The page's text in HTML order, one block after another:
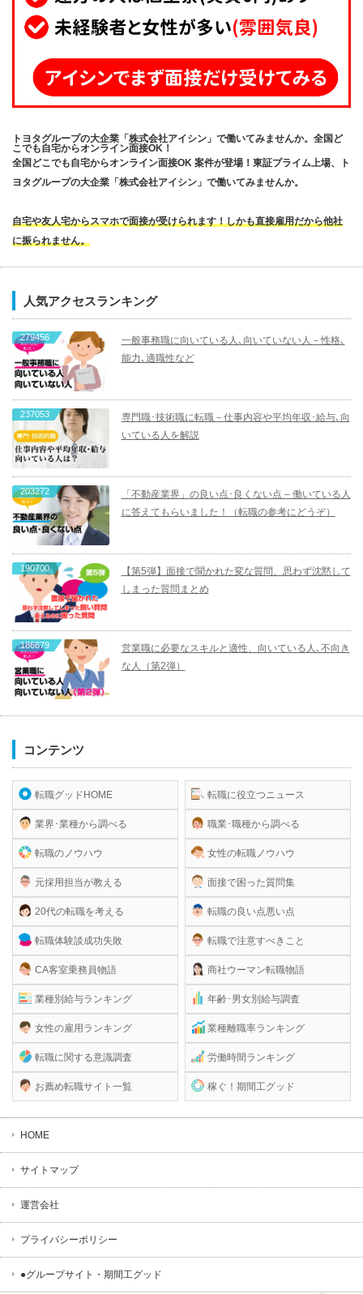
トヨタグループの大企業「株式会社アイシン」で働いてみませんか。全国ど
こでも自宅からオンライン面接OK！
全国どこでも自宅からオンライン面接OK 案件が登場！東証プライム上場、ト
ヨタグループの大企業「株式会社アイシン」で働いてみませんか。
自宅や友人宅からスマホで面接が受けられます！しかも直接雇用だから他社
に振られません。
人気アクセスランキング
279456
一般事務職に向いている人､向いていない人－性格､
能力､適職性など
237053
専門職･技術職に転職－仕事内容や平均年収･給与､向
いている人を解説
203272
「不動産業界」の良い点･良くない点 – 働いている人
に答えてもらいました！（転職の参考にどうぞ）
190700
【第5弾】面接で聞かれた変な質問、思わず沈黙して
しまった質問まとめ
186679
営業職に必要なスキルと適性、向いている人､不向き
な人（第2弾）
コンテンツ
転職グッドHOME
業界･業種から調べる
転職のノウハウ
元採用担当が教える
20代の転職を考える
転職体験談成功失敗
CA客室乗務員物語
業種別給与ランキング
女性の雇用ランキング
転職に関する意識調査
お薦め転職サイト一覧
転職に役立つニュース
職業･職種から調べる
女性の転職ノウハウ
面接で困った質問集
転職の良い点悪い点
転職で注意すべきこと
商社ウーマン転職物語
年齢･男女別給与調査
業種離職率ランキング
労働時間ランキング
稼ぐ！期間工グッド
HOME
サイトマップ
運営会社
プライバシーポリシー
●グループサイト・期間工グッド